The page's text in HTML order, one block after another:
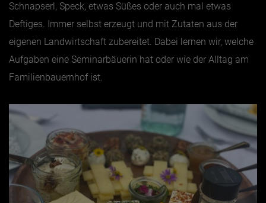
Schnapserl, Speck, etwas Süßes oder auch mal etwas
Deftiges. Immer selbst erzeugt und mit Zutaten aus der
eigenen Landwirtschaft zubereitet. Dabei lernen wir, welche
Aufgaben eine Seminarbäuerin hat oder wie der Alltag am
Familienbauernhof ist.